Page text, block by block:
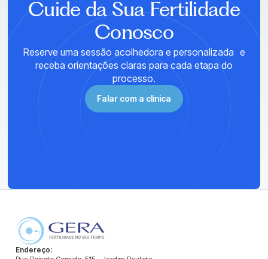
Cuide da Sua Fertilidade
Conosco
Reserve uma sessão acolhedora e personalizada e
receba orientações claras para cada etapa do
processo.
Falar com a clínica
Endereço: